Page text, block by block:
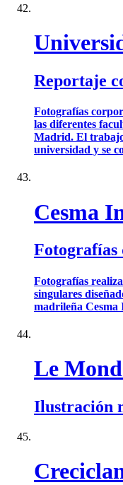
Reportaje
Fotografías
las diferentes
Madrid. El
universidad y se
Cesma
Fotografías
Fotografías
singulares
madrileña Cesma
Le
Ilustración